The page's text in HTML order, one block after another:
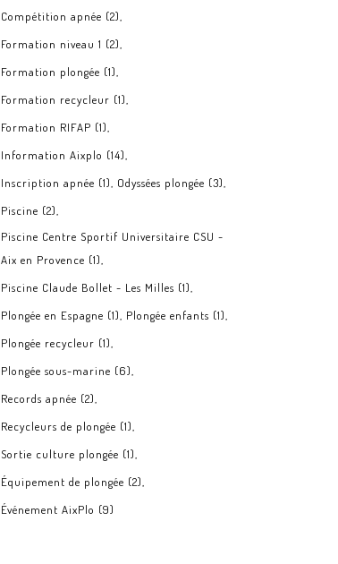
Compétition apnée (2)
Formation niveau 1 (2)
Formation plongée (1)
Formation recycleur (1)
Formation RIFAP (1)
Information Aixplo (14)
Inscription apnée (1) Odyssées plongée (3)
Piscine (2)
Piscine Centre Sportif Universitaire CSU -
Aix en Provence (1)
Piscine Claude Bollet - Les Milles (1)
Plongée en Espagne (1) Plongée enfants (1)
Plongée recycleur (1)
Plongée sous-marine (6)
Records apnée (2)
Recycleurs de plongée (1)
Sortie culture plongée (1)
Équipement de plongée (2)
Événement AixPlo (9)